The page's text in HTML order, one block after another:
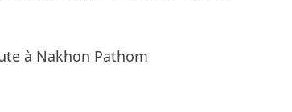
à Nakhon Pathom